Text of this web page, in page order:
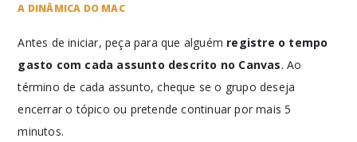
A DINÂMICA DO MAC
Antes de iniciar, peça para que alguém registre o tempo
gasto com cada assunto descrito no Canvas. Ao
término de cada assunto, cheque se o grupo deseja
encerrar o tópico ou pretende continuar por mais 5
minutos.